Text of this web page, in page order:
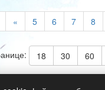
« 5 6 7 8
18 30 60